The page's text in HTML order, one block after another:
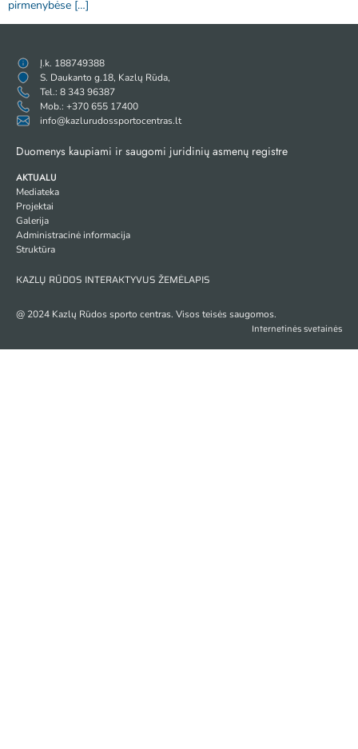
pirmenybėse […]
Į.k. 188749388
S. Daukanto g.18, Kazlų Rūda,
Tel.: 8 343 96387
Mob.: +370 655 17400
info@kazlurudossportocentras.lt
Duomenys kaupiami ir saugomi juridinių asmenų registre
AKTUALU
Mediateka
Projektai
Galerija
Administracinė informacija
Struktūra
KAZLŲ RŪDOS INTERAKTYVUS ŽEMĖLAPIS
@ 2024 Kazlų Rūdos sporto centras. Visos teisės saugomos.
Internetinės svetainės